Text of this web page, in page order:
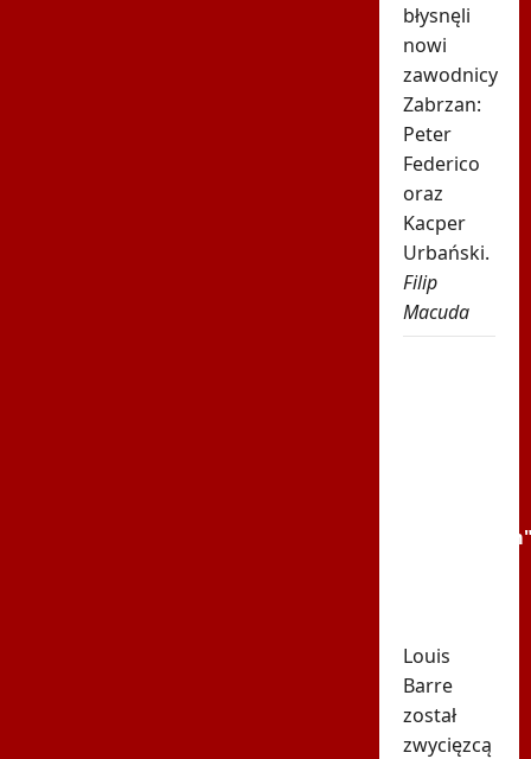
błysnęli
nowi
zawodnicy
Zabrzan:
Peter
Federico
oraz
Kacper
Urbański.
Filip
Macuda
Louis
Barre
został
zwycięzcą